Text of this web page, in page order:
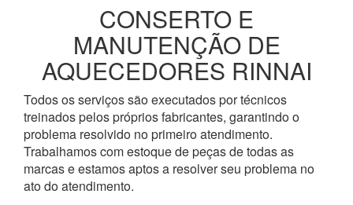
CONSERTO E
MANUTENÇÃO DE
AQUECEDORES RINNAI
Todos os serviços são executados por técnicos
treinados pelos próprios fabricantes, garantindo o
problema resolvido no primeiro atendimento.
Trabalhamos com estoque de peças de todas as
marcas e estamos aptos a resolver seu problema no
ato do atendimento.